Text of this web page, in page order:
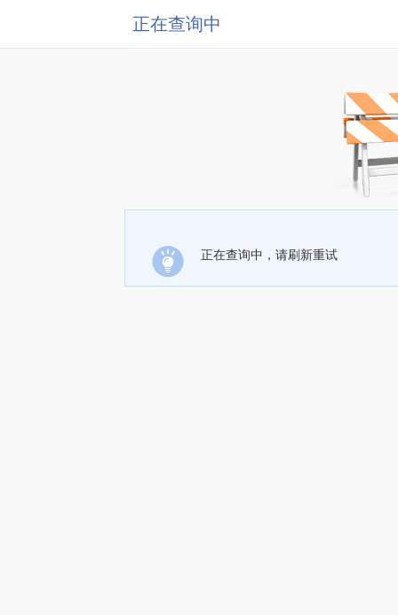
正在查询中
正在查询中，请刷新重试